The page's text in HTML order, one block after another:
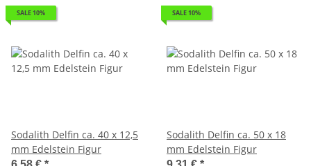
SALE 10%
Sodalith Delfin ca. 40 x 12,5
mm Edelstein Figur
SALE 10%
Sodalith Delfin ca. 50 x 18
mm Edelstein Figur